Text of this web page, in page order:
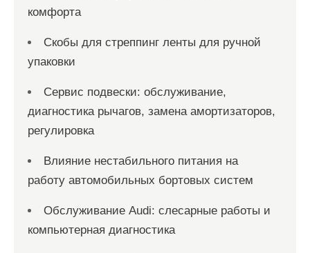
комфорта
Скобы для стреппинг ленты для ручной
упаковки
Сервис подвески: обслуживание,
диагностика рычагов, замена амортизаторов,
регулировка
Влияние нестабильного питания на
работу автомобильных бортовых систем
Обслуживание Audi: слесарные работы и
компьютерная диагностика